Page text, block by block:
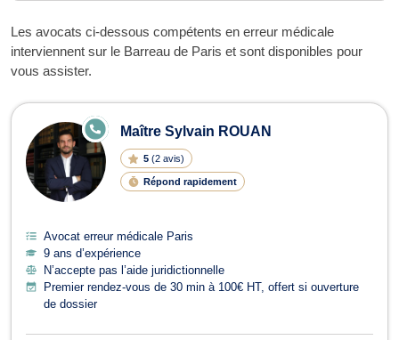
Les avocats ci-dessous compétents en erreur médicale
interviennent sur le Barreau de Paris et sont disponibles pour
vous assister.
Avocats en erreur médicale à Paris
Maître Sylvain ROUAN
5 (2 avis)
Répond rapidement
E
N
LI
G
E
Avocat erreur médicale Paris
9 ans d’expérience
N’accepte pas l’aide juridictionnelle
Premier rendez-vous de 30 min à 100€ HT, offert si ouverture
de dossier